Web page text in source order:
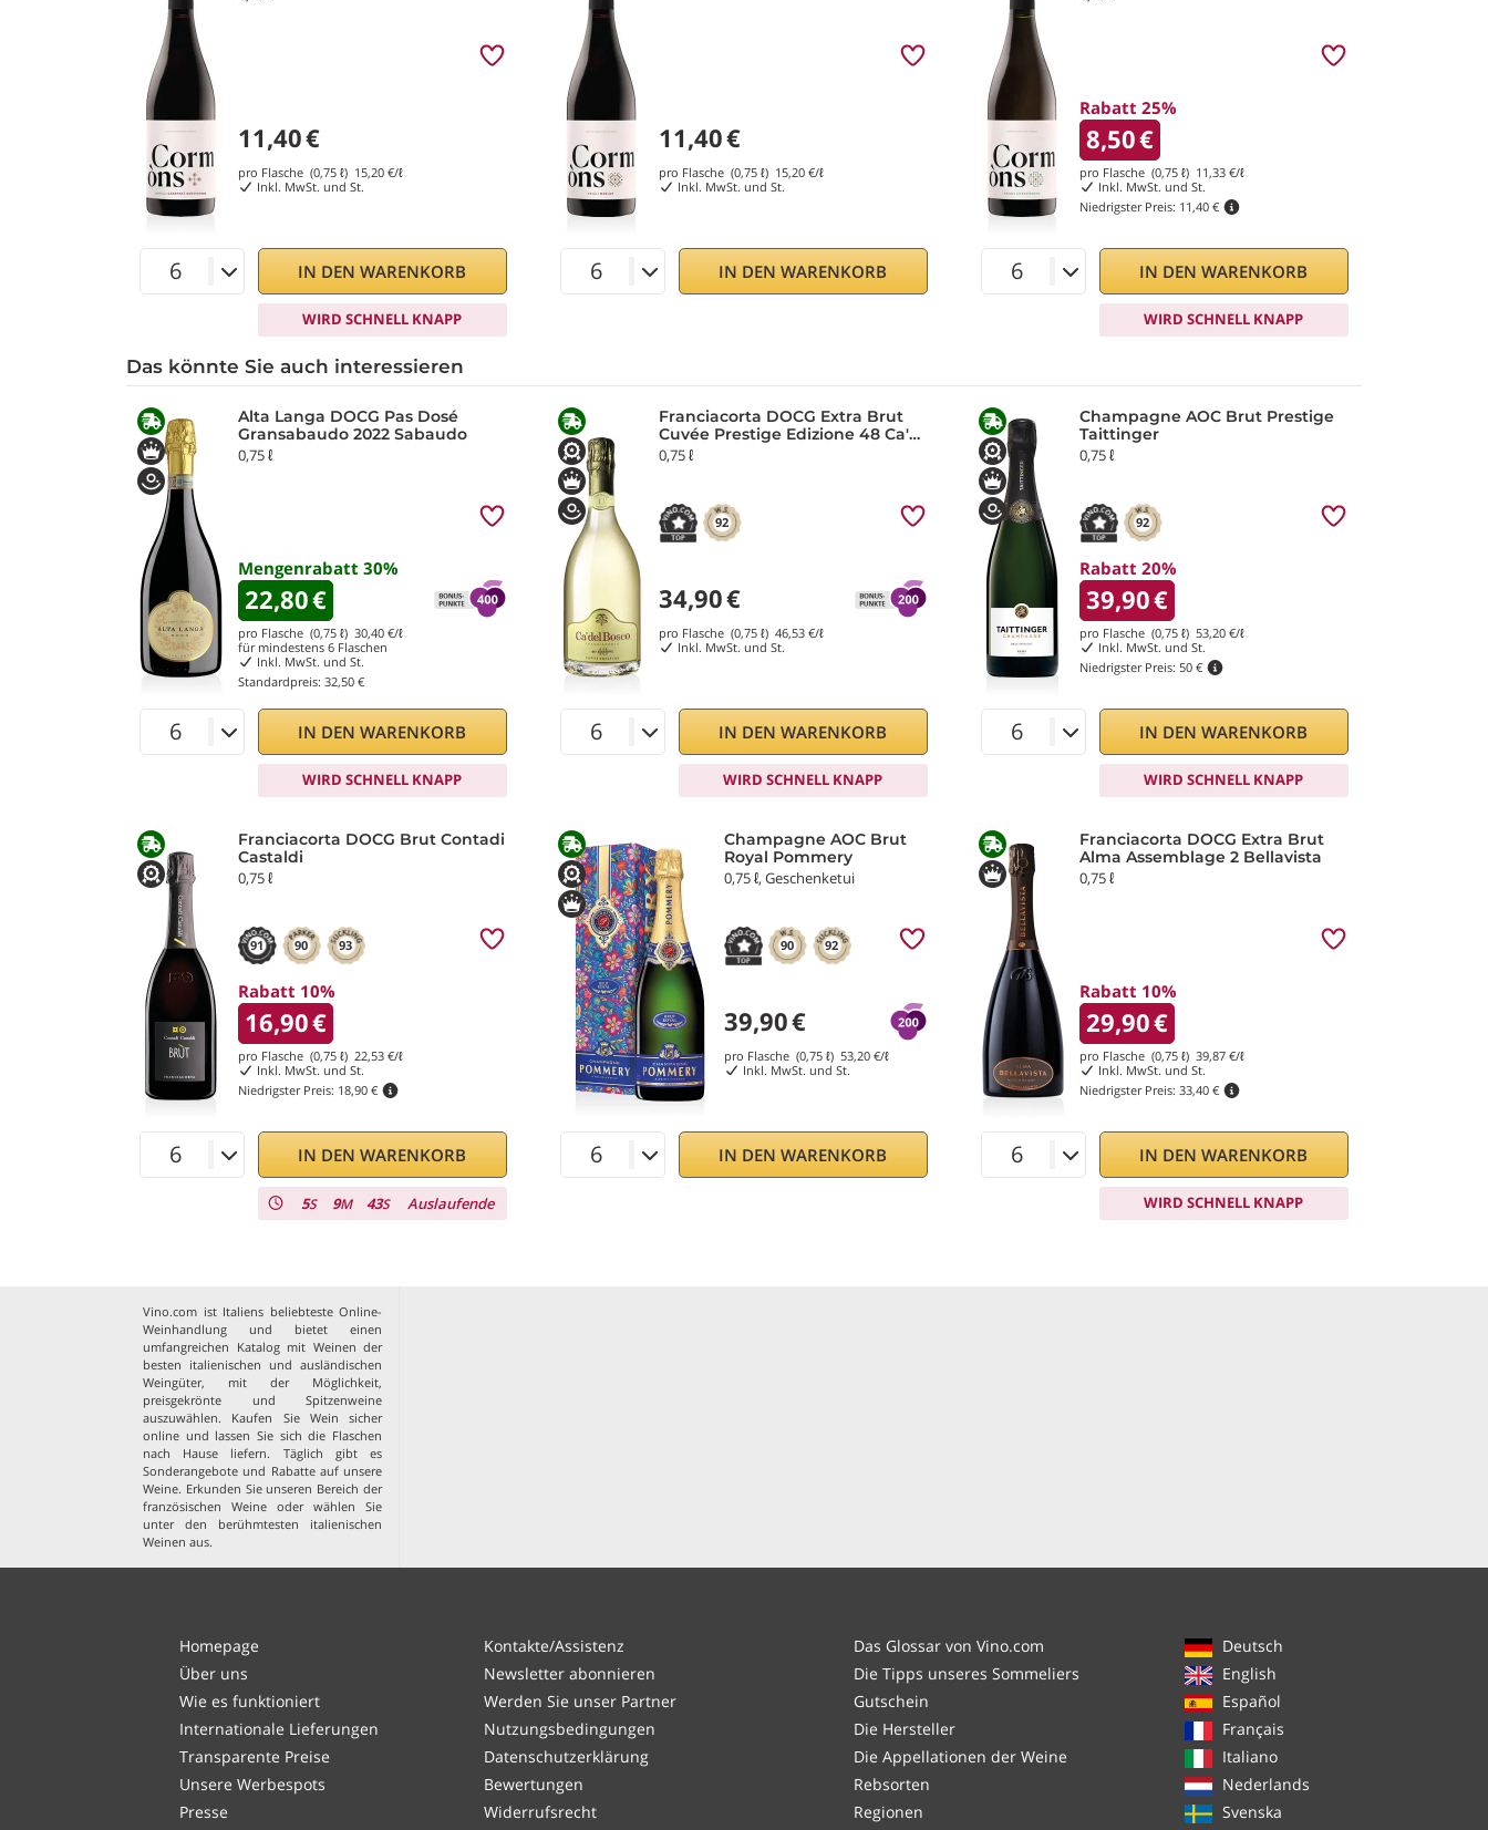
11,40€
pro Flasche (0,75 ℓ) 15,20 €/ℓ
Inkl. MwSt. und St.
IN DEN WARENKORB
WIRD SCHNELL KNAPP
11,40€
pro Flasche (0,75 ℓ) 15,20 €/ℓ
Inkl. MwSt. und St.
IN DEN WARENKORB
Rabatt 25%
8,50€
pro Flasche (0,75 ℓ) 11,33 €/ℓ
Inkl. MwSt. und St.
Niedrigster Preis: 11,40 €
IN DEN WARENKORB
WIRD SCHNELL KNAPP
Das könnte Sie auch interessieren
Alta Langa DOCG Pas Dosé
Gransabaudo 2022 Sabaudo
0,75 ℓ
Mengenrabatt 30%
22,80€
pro Flasche (0,75 ℓ) 30,40 €/ℓ
für mindestens 6 Flaschen
Inkl. MwSt. und St.
Standardpreis: 32,50 €
IN DEN WARENKORB
WIRD SCHNELL KNAPP
Franciacorta DOCG Extra Brut
Cuvée Prestige Edizione 48 Ca'
del Bosco
0,75 ℓ
92
34,90€
pro Flasche (0,75 ℓ) 46,53 €/ℓ
Inkl. MwSt. und St.
IN DEN WARENKORB
WIRD SCHNELL KNAPP
Champagne AOC Brut Prestige
Taittinger
0,75 ℓ
92
Rabatt 20%
39,90€
pro Flasche (0,75 ℓ) 53,20 €/ℓ
Inkl. MwSt. und St.
Niedrigster Preis: 50 €
IN DEN WARENKORB
WIRD SCHNELL KNAPP
Franciacorta DOCG Brut Contadi
Castaldi
0,75 ℓ
91 90 93
Rabatt 10%
16,90€
pro Flasche (0,75 ℓ) 22,53 €/ℓ
Inkl. MwSt. und St.
Niedrigster Preis: 18,90 €
IN DEN WARENKORB
5S 9M 41S Auslaufende
Champagne AOC Brut
Royal Pommery
0,75 ℓ, Geschenketui
90 92
39,90€
pro Flasche (0,75 ℓ) 53,20 €/ℓ
Inkl. MwSt. und St.
IN DEN WARENKORB
Franciacorta DOCG Extra Brut
Alma Assemblage 2 Bellavista
0,75 ℓ
Rabatt 10%
29,90€
pro Flasche (0,75 ℓ) 39,87 €/ℓ
Inkl. MwSt. und St.
Niedrigster Preis: 33,40 €
IN DEN WARENKORB
WIRD SCHNELL KNAPP
Vino.com ist Italiens beliebteste Online-
Weinhandlung und bietet einen
umfangreichen Katalog mit Weinen der
besten italienischen und ausländischen
Weingüter, mit der Möglichkeit,
preisgekrönte und Spitzenweine
auszuwählen. Kaufen Sie Wein sicher
online und lassen Sie sich die Flaschen
nach Hause liefern. Täglich gibt es
Sonderangebote und Rabatte auf unsere
Weine. Erkunden Sie unseren Bereich der
französischen Weine oder wählen Sie
unter den berühmtesten italienischen
Weinen aus.
Homepage
Über uns
Wie es funktioniert
Internationale Lieferungen
Transparente Preise
Unsere Werbespots
Presse
Kontakte/Assistenz
Newsletter abonnieren
Werden Sie unser Partner
Nutzungsbedingungen
Datenschutzerklärung
Bewertungen
Widerrufsrecht
Das Glossar von Vino.com
Die Tipps unseres Sommeliers
Gutschein
Die Hersteller
Die Appellationen der Weine
Rebsorten
Regionen
Deutsch
English
Español
Français
Italiano
Nederlands
Svenska